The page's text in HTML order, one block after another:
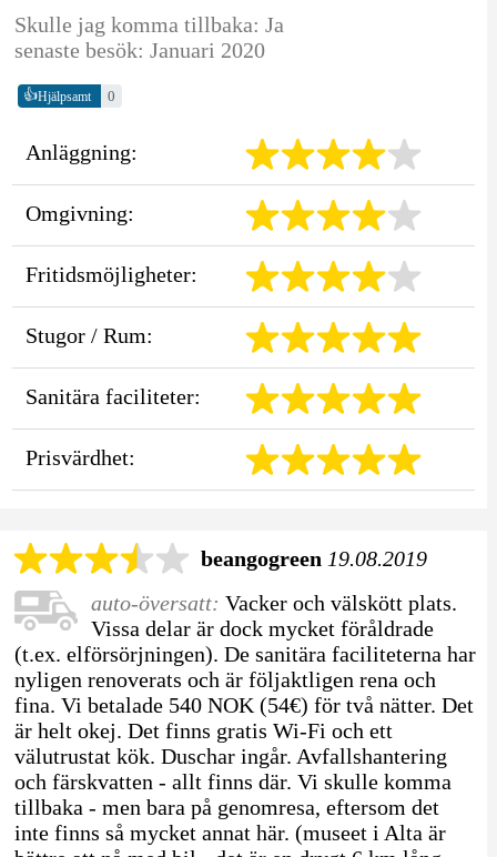
Skulle jag komma tillbaka: Ja
senaste besök: Januari 2020
👍Hjälpsamt 0
Anläggning:
Omgivning:
Fritidsmöjligheter:
Stugor / Rum:
Sanitära faciliteter:
Prisvärdhet:
beangogreen 19.08.2019
auto-översatt: Vacker och välskött plats.
Vissa delar är dock mycket föråldrade
(t.ex. elförsörjningen). De sanitära faciliteterna har
nyligen renoverats och är följaktligen rena och
fina. Vi betalade 540 NOK (54€) för två nätter. Det
är helt okej. Det finns gratis Wi-Fi och ett
välutrustat kök. Duschar ingår. Avfallshantering
och färskvatten - allt finns där. Vi skulle komma
tillbaka - men bara på genomresa, eftersom det
inte finns så mycket annat här. (museet i Alta är